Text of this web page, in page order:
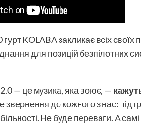
KOLABA закликає всіх своїх
для позицій безпілотних
— це музика, яка воює, —
звернення до кожного з нас:
Не буде переваги. А